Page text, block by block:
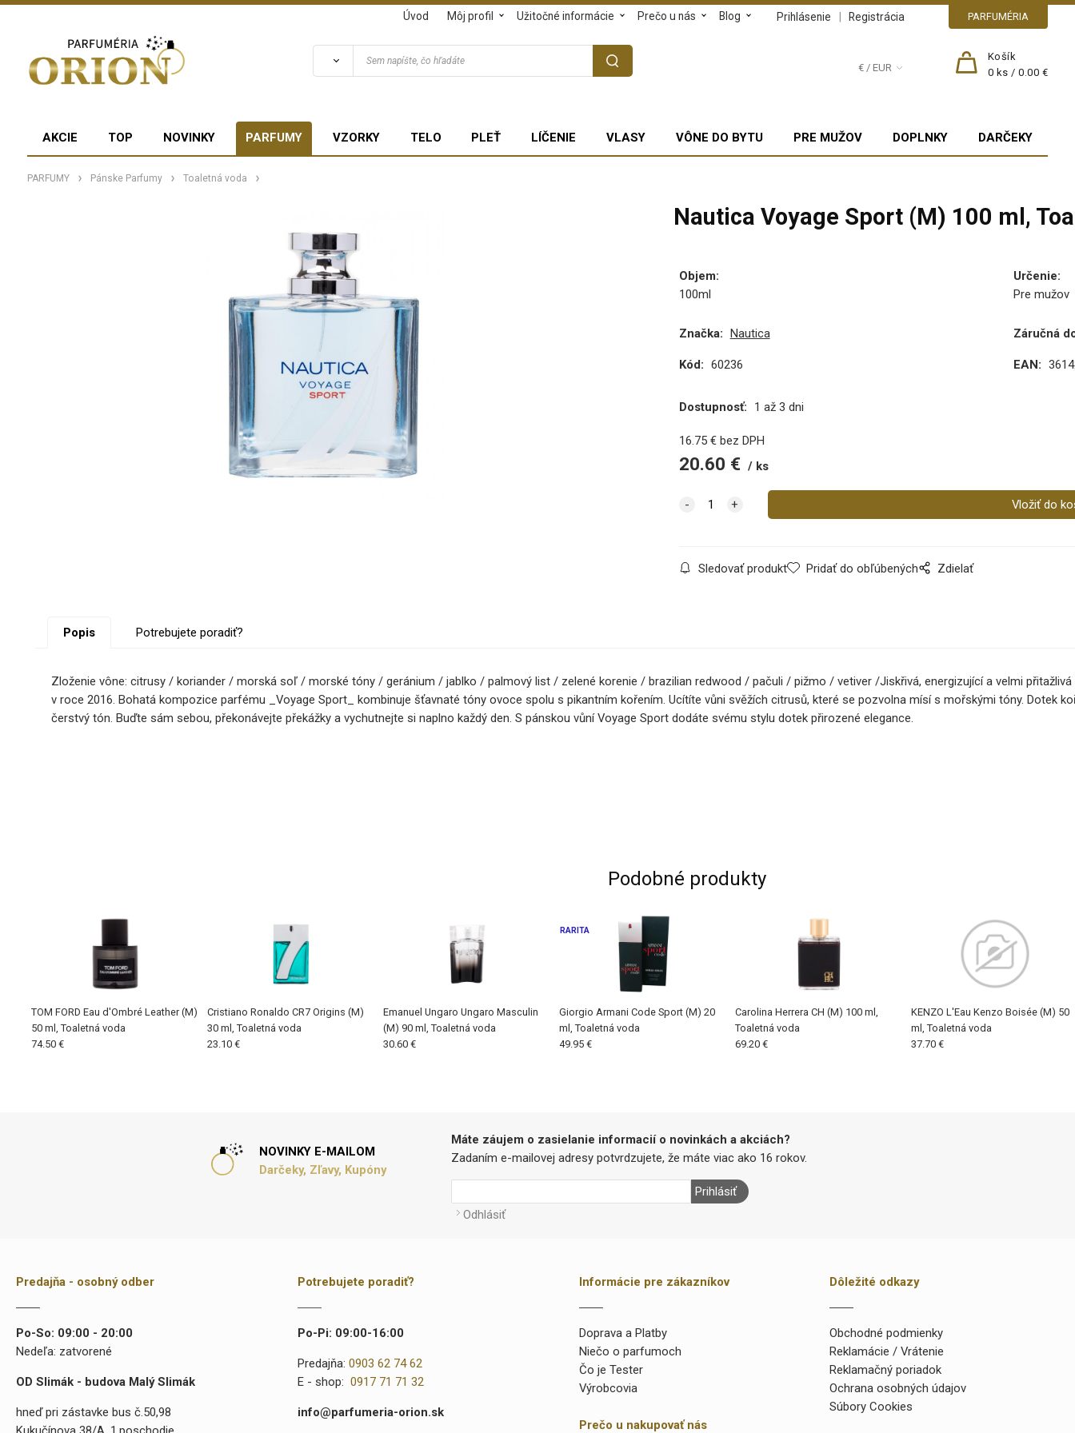
PARFUMÉRIA
Prihlásenie | Registrácia
Úvod Môj profil Užitočné informácie Prečo u nás Blog
€ / EUR
Košík
0 ks /0.00 €
AKCIE TOP NOVINKY PARFUMY VZORKY TELO PLEŤ LÍČENIE VLASY VÔNE DO BYTU PRE MUŽOV DOPLNKY DARČEKY
PARFUMY Pánske Parfumy Toaletná voda
Nautica Voyage Sport (M) 100 ml,
Objem:
100ml
Určenie:
Pre mužov
Značka: Nautica Záručná
Kód: 60236 EAN:
Dostupnosť: 1 až 3 dni
16.75€ bez DPH
20.60 € ks
Sledovať produkt Pridať do obľúbených Zdielať
Popis Potrebujete poradiť?
Zloženie vône: citrusy / koriander / morská soľ / morské tóny / geránium / jablko / palmový list / zelené korenie / brazilian redwood / pačuli / pižmo / vetiver /Jiskřivá, energizující a velmi přitažlivá
v roce 2016. Bohatá kompozice parfému _Voyage Sport_ kombinuje šťavnaté tóny ovoce spolu s pikantním kořením. Ucítíte vůni svěžích citrusů, které se pozvolna mísí s mořskými tóny. Dotek
čerstvý tón. Buďte sám sebou, překonávejte překážky a vychutnejte si naplno každý den. S pánskou vůní Voyage Sport dodáte svému stylu dotek přirozené elegance.
Podobné produkty
TOM FORD Eau d'Ombré Leather (M)
50 ml, Toaletná voda
74.50 €
Cristiano Ronaldo CR7 Origins (M)
30 ml, Toaletná voda
23.10 €
Emanuel Ungaro Ungaro Masculin
(M) 90 ml, Toaletná voda
30.60 €
Giorgio Armani Code Sport (M) 20
ml, Toaletná voda
RARITA
49.95 €
Carolina Herrera CH (M) 100 ml,
Toaletná voda
69.20 €
KENZO L'Eau Kenzo Boisée (M) 50
ml, Toaletná voda
37.70 €
NOVINKY E-MAILOM
Darčeky, Zľavy, Kupóny
Máte záujem o zasielanie informacií o novinkách a akciách?
Zadaním e-mailovej adresy potvrdzujete, že máte viac ako 16 rokov.
Prihlásiť
Odhlásiť
Predajňa - osobný odber
Po-So: 09:00 - 20:00
Nedeľa: zatvorené
OD Slimák - budova Malý Slimák
hneď pri zástavke bus č.50,98
Potrebujete poradiť?
Po-Pi: 09:00-16:00
Predajňa:0903 62 74 62
E - shop:0917 71 71 32
info@parfumeria-orion.sk
Informácie pre zákazníkov
Doprava a Platby
Niečo o parfumoch
Čo je Tester
Výrobcovia
Prečo u nakupovať nás
Dôležité odkazy
Obchodné podmienky
Reklamácie / Vrátenie
Reklamačný poriadok
Ochrana osobných údajov
Súbory Cookies